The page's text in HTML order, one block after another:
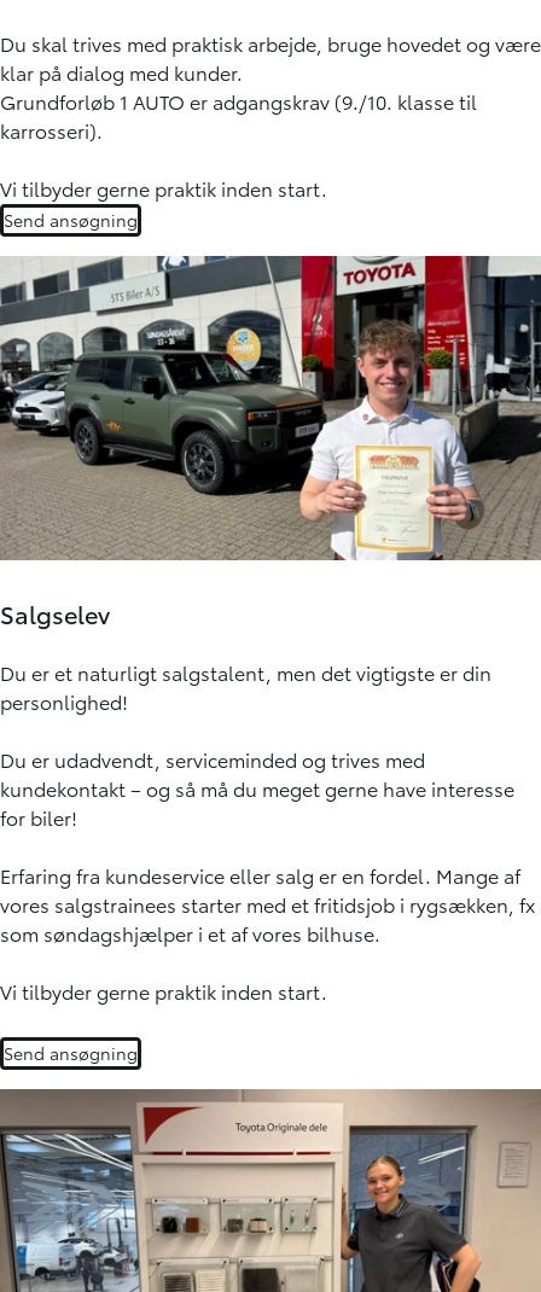
Du skal trives med praktisk arbejde, bruge hovedet og være
klar på dialog med kunder.
Grundforløb 1 AUTO er adgangskrav (9./10. klasse til
karrosseri).
Vi tilbyder gerne praktik inden start.
Send ansøgning
Salgselev
Du er et naturligt salgstalent, men det vigtigste er din
personlighed!
Du er udadvendt, serviceminded og trives med
kundekontakt – og så må du meget gerne have interesse
for biler!
Erfaring fra kundeservice eller salg er en fordel. Mange af
vores salgstrainees starter med et fritidsjob i rygsækken, fx
som søndagshjælper i et af vores bilhuse.
Vi tilbyder gerne praktik inden start.
Send ansøgning